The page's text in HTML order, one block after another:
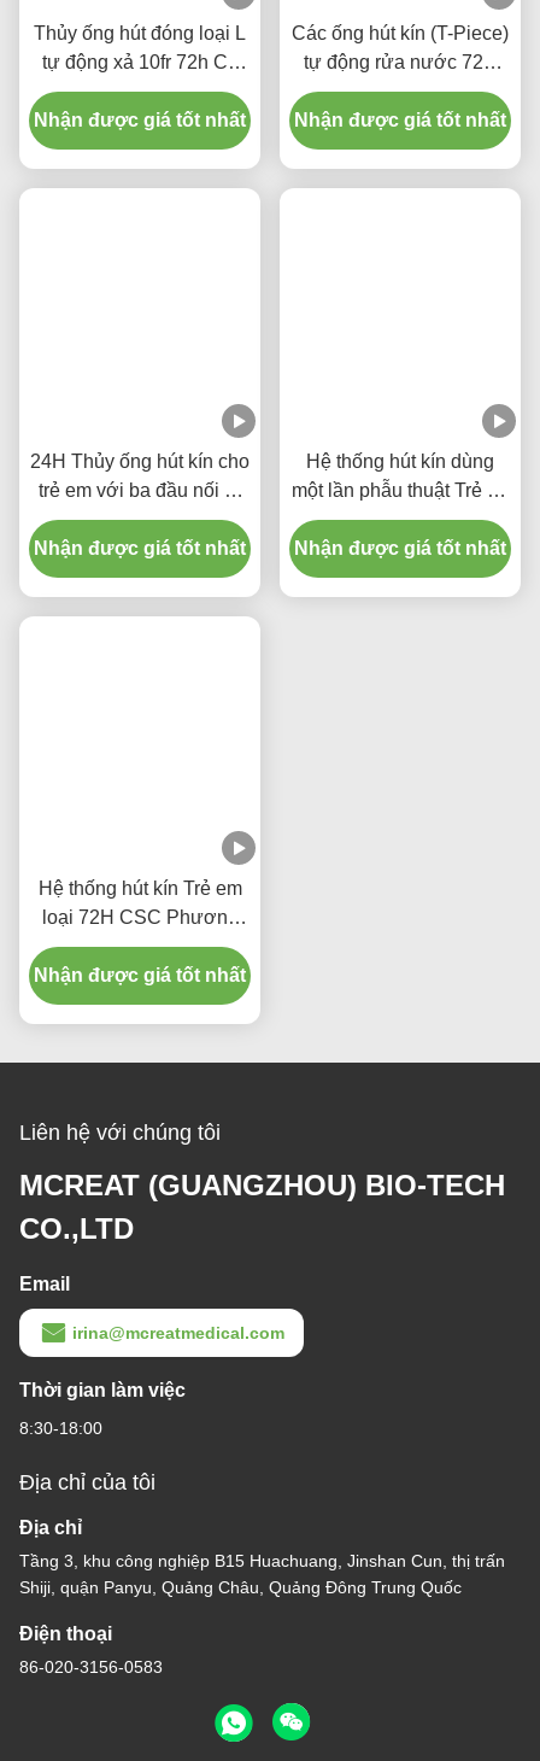
Thủy ống hút đóng loại L
tự động xả 10fr 72h Cổ
tay xoay kép cho bệnh
Các ống hút kín (T-Piece)
tự động rửa nước 72H
Đối với người lớn
24H Thủy ống hút kín cho
trẻ em với ba đầu nối Y-
Piece
Hệ thống hút kín dùng
một lần phẫu thuật Trẻ sơ
sinh / Nhi khoa - khuỷu
Hệ thống hút kín Trẻ em
loại 72H CSC Phương
tiện y tế dùng một lần
Liên hệ với chúng tôi
CO.,LTD
Thời gian làm việc
Địa chỉ của tôi
Tầng 3, khu công nghiệp B15 Huachuang, Jinshan Cun, thị trấn
Shiji, quận Panyu, Quảng Châu, Quảng Đông Trung Quốc